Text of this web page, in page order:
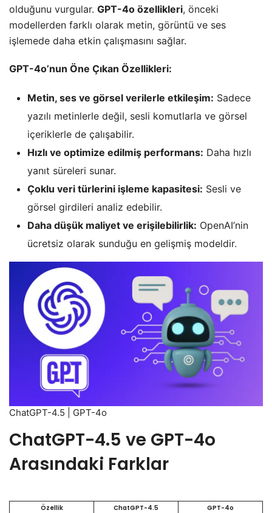
olduğunu vurgular. GPT-4o özellikleri, önceki
modellerden farklı olarak metin, görüntü ve ses
işlemede daha etkin çalışmasını sağlar.
GPT-4o’nun Öne Çıkan Özellikleri:
Metin, ses ve görsel verilerle etkileşim: Sadece
yazılı metinlerle değil, sesli komutlarla ve görsel
içeriklerle de çalışabilir.
Hızlı ve optimize edilmiş performans: Daha hızlı
yanıt süreleri sunar.
Çoklu veri türlerini işleme kapasitesi: Sesli ve
görsel girdileri analiz edebilir.
Daha düşük maliyet ve erişilebilirlik: OpenAI’nin
ücretsiz olarak sunduğu en gelişmiş modeldir.
ChatGPT-4.5 | GPT-4o
ChatGPT-4.5 ve GPT-4o
Arasındaki Farklar
Özellik ChatGPT-4.5 GPT-4o